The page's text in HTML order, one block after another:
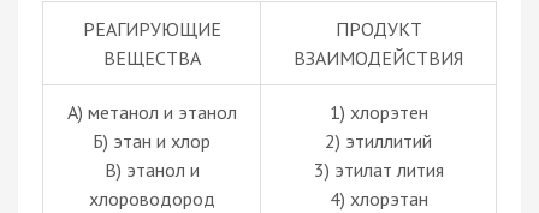
РЕАГИРУЮЩИЕ
ВЕЩЕСТВА
ПРОДУКТ
ВЗАИМОДЕЙСТВИЯ
А) метанол и этанол
Б) этан и хлор
В) этанол и
хлороводород
1) хлорэтен
2) этиллитий
3) этилат лития
4) хлорэтан